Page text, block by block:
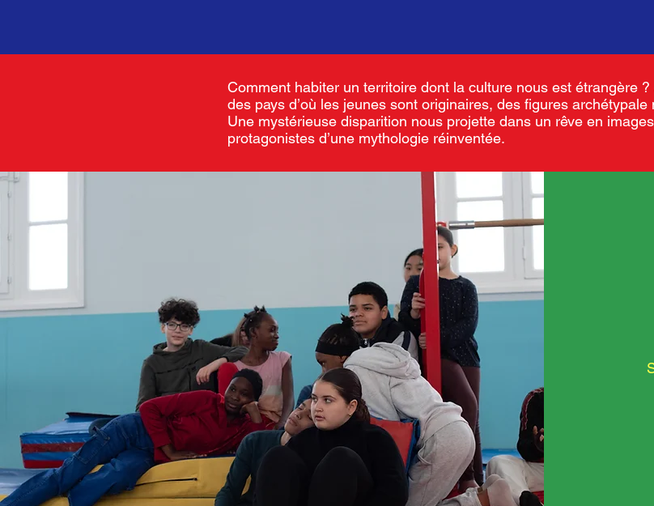
Comment habiter un territoire dont la culture nous est étrangère
des pays d’où les jeunes sont originaires, des figures
Une mystérieuse disparition nous projette dans un rêve en
protagonistes d’une mythologie réinventée.